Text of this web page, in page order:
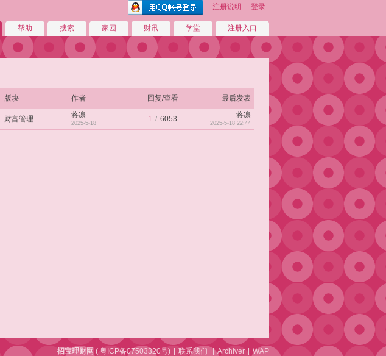
注册说明 登录
帮助 搜索 家园 财讯 学堂 注册入口
版块 作者 回复/查看 最后发表
财富管理 蒋凛
2025-5-18
1 / 6053 蒋凛
2025-5-18 22:44
招宝理财网 ( 粤ICP备07503320号) 联系我们 | Archiver WAP